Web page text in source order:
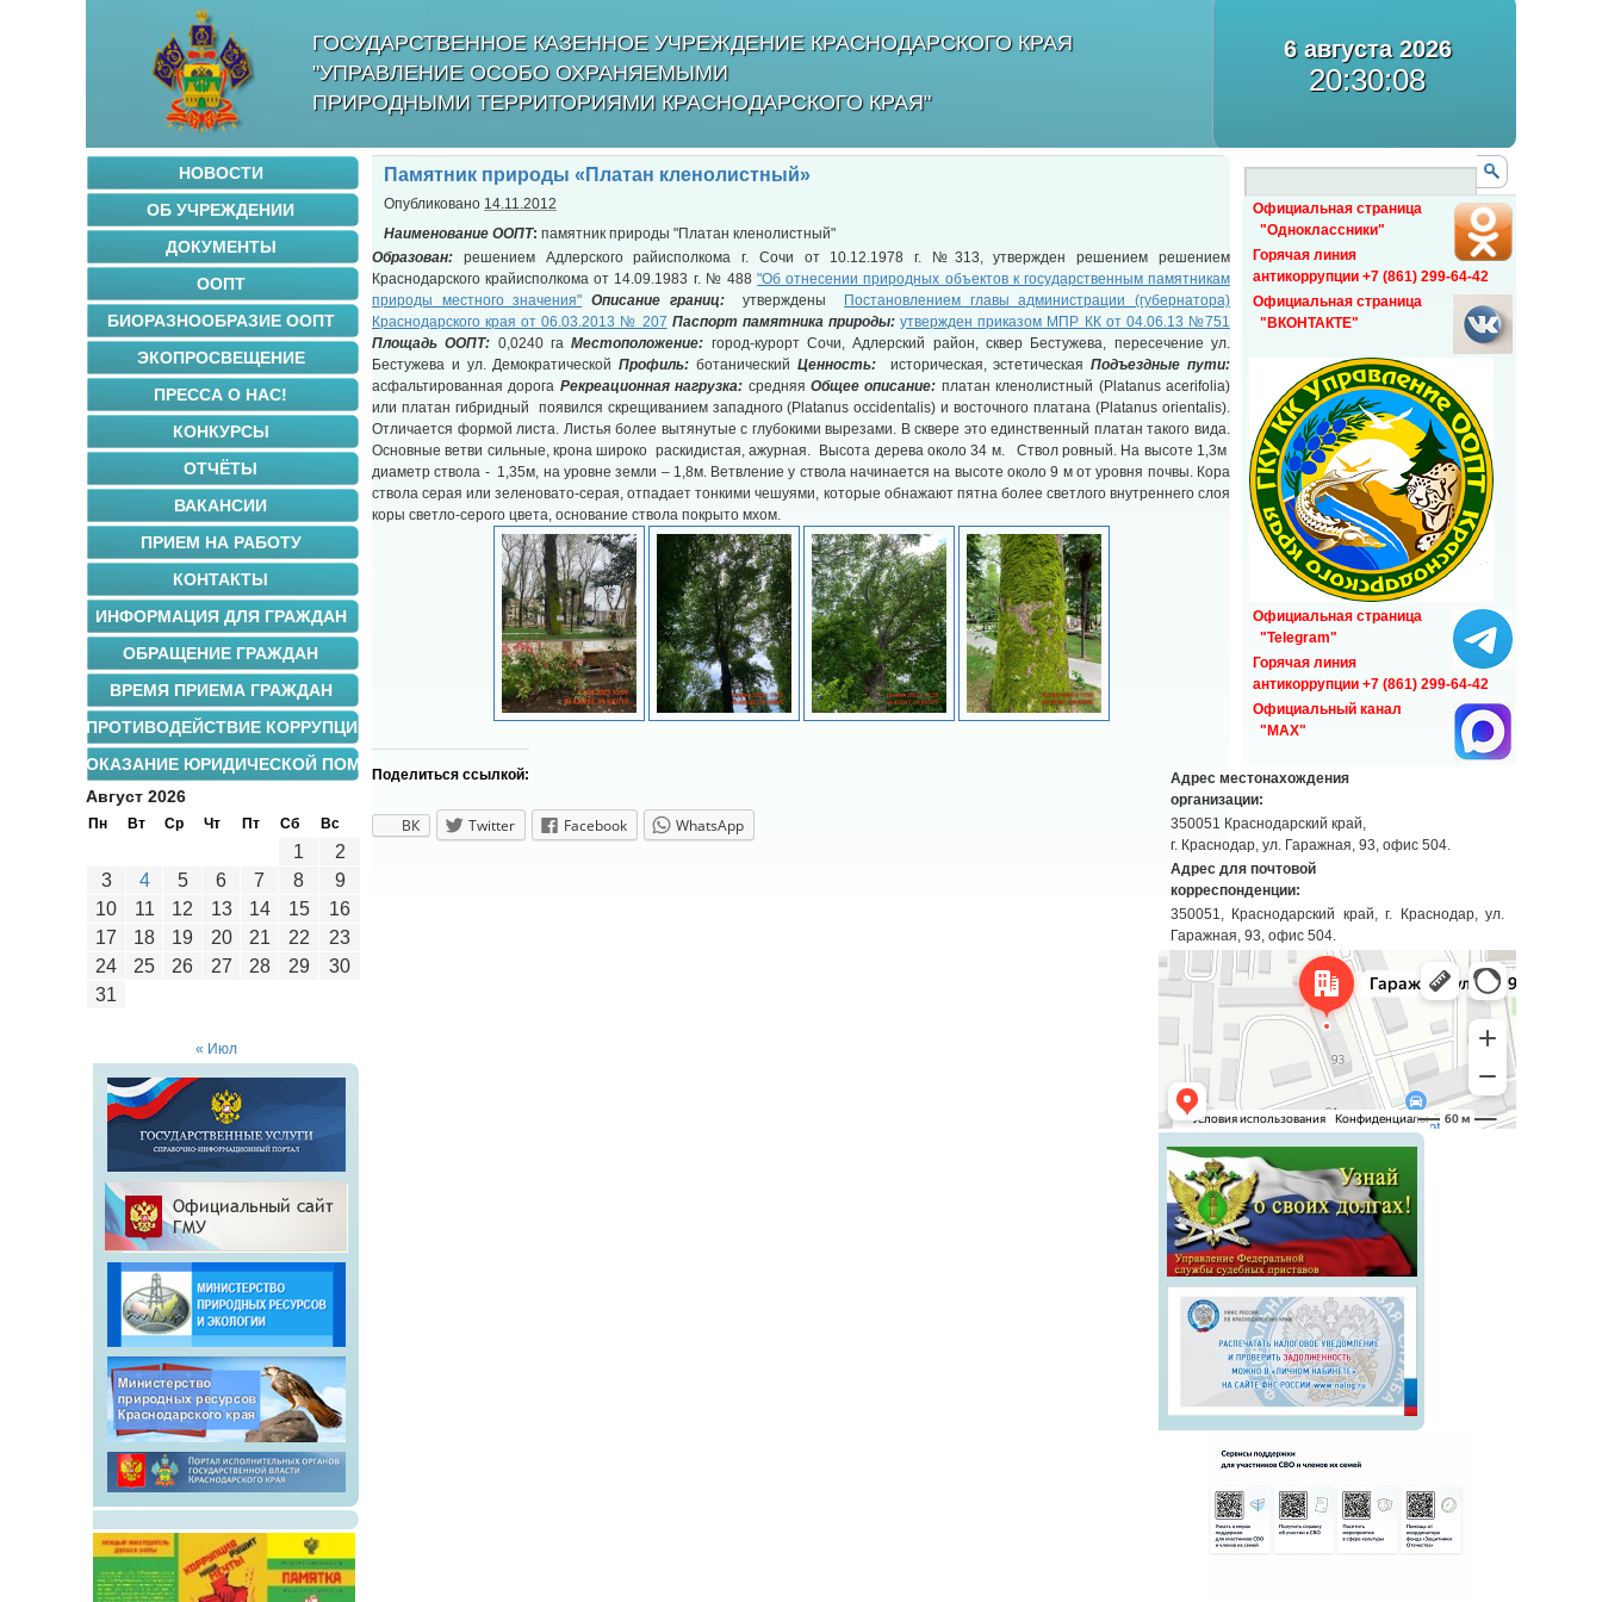
ГОСУДАРСТВЕННОЕ КАЗЕННОЕ УЧРЕЖДЕНИЕ КРАСНОДАРСКОГО КРАЯ
"УПРАВЛЕНИЕ ОСОБО ОХРАНЯЕМЫМИ
ПРИРОДНЫМИ ТЕРРИТОРИЯМИ КРАСНОДАРСКОГО КРАЯ"
6 августа 2026
20:30:09
Памятник природы «Платан кленолистный»
Опубликовано 14.11.2012
Наименование ООПТ: памятник природы "Платан кленолистный"
Образован: решением Адлерского райисполкома г. Сочи от 10.12.1978 г. №313, утвержден решением решением
Краснодарского крайисполкома от 14.09.1983 г. № 488"Об отнесении природных объектов к государственным памятникам
природы местного значения" Описание границ: утверждены
Постановлением главы администрации (губернатора)
Краснодарского края от 06.03.2013 № 207 Паспорт памятника природы:утвержден приказом МПР КК от 04.06.13 №751
Площадь ООПТ: 0,0240 гаМестоположение: город-курорт Сочи, Адлерский район, сквер Бестужева, пересечение ул.
Бестужева и ул. ДемократическойПрофиль:ботанический Ценность:историческая, эстетическаяПодъездные пути:
асфальтированная дорога Рекреационная нагрузка: средняяОбщее описание: платан кленолистный (Platanus acerifolia)
или платан гибридный появился скрещиванием западного (Platanus occidentalis) и восточного платана (Platanus orientalis).
Отличается формой листа. Листья более вытянутые с глубокими вырезами. В сквере это единственный платан такого вида.
Основные ветви сильные, крона широко раскидистая, ажурная. Высота дерева около 34 м. Ствол ровный. На высоте 1,3м
диаметр ствола - 1,35м, на уровне земли – 1,8м. Ветвление у ствола начинается на высоте около 9 м от уровня почвы. Кора
ствола серая или зеленовато-серая, отпадает тонкими чешуями, которые обнажают пятна более светлого внутреннего слоя
коры светло-серого цвета, основание ствола покрыто мхом.
Поделиться ссылкой:
ВК Twitter Facebook WhatsApp
НОВОСТИ
ОБ УЧРЕЖДЕНИИ
ДОКУМЕНТЫ
ООПТ
БИОРАЗНООБРАЗИЕ ООПТ
ЭКОПРОСВЕЩЕНИЕ
ПРЕССА О НАС!
КОНКУРСЫ
ОТЧЁТЫ
ВАКАНСИИ
ПРИЕМ НА РАБОТУ
КОНТАКТЫ
ИНФОРМАЦИЯ ДЛЯ ГРАЖДАН
ОБРАЩЕНИЕ ГРАЖДАН
ВРЕМЯ ПРИЕМА ГРАЖДАН
ПРОТИВОДЕЙСТВИЕ КОРРУПЦИИ
ОКАЗАНИЕ ЮРИДИЧЕСКОЙ ПОМОЩИ
Август 2026
Пн Вт Ср Чт Пт Сб Вс
1
2
3
4 5 6 7 8
9
10
11 12 13 14 15
16
17
18 19 20 21 22
23
24
25 26 27 28 29
30
31
« Июл
Официальная страница
"Одноклассники"
Горячая линия
антикоррупции +7 (861) 299-64-42
Официальная страница
"ВКОНТАКТЕ"
Официальная страница
"Telegram"
Горячая линия
антикоррупции +7 (861) 299-64-42
Официальный канал
"MAX"
Адрес местонахождения
организации:
350051 Краснодарский край,
г. Краснодар, ул. Гаражная, 93, офис 504.
Адрес для почтовой
корреспонденции:
350051, Краснодарский край, г. Краснодар, ул.
Гаражная, 93, офис 504.
Краснодар
Гаражная улица, 93 — Яндекс Карты